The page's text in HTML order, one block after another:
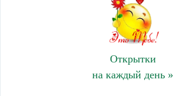
Открытки
на каждый день »